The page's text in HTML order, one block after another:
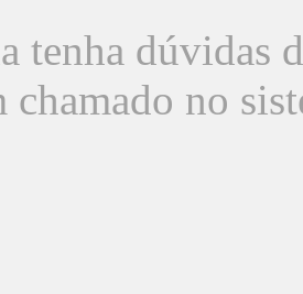
tenha dúvidas
chamado no